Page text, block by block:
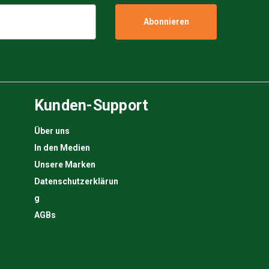
Kunden-Support
Über uns
In den Medien
Unsere Marken
Datenschutzerklärun
g
AGBs